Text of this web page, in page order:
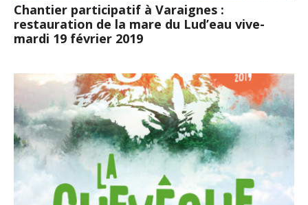
Chantier participatif à Varaignes :
restauration de la mare du Lud’eau vive-
mardi 19 février 2019